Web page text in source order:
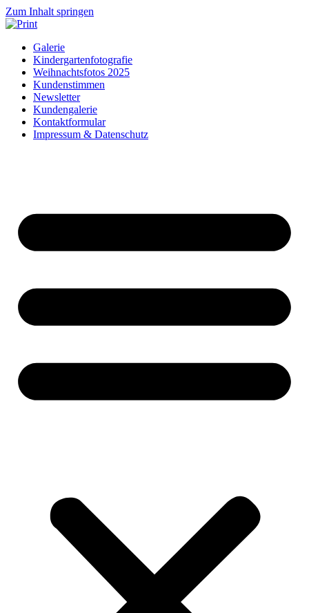
Zum Inhalt springen
Galerie
Kindergartenfotografie
Weihnachtsfotos 2025
Kundenstimmen
Newsletter
Kundengalerie
Kontaktformular
Impressum & Datenschutz